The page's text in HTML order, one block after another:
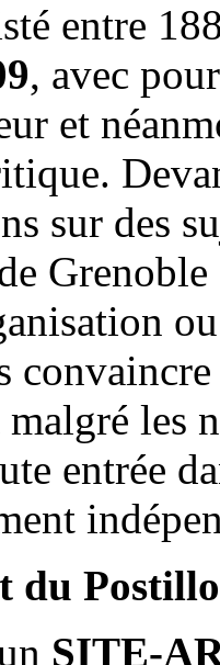
entre
, avec
et
sur des
les
entrée
du
SITE-